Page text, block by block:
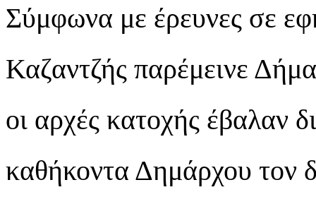
Σύμφωνα με έρευνες σε
Καζαντζής παρέμεινε
οι αρχές κατοχής έβαλαν
καθήκοντα Δημάρχου τον